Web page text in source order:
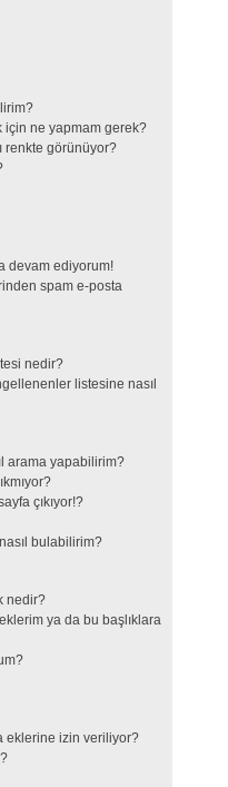
için ne yapmam gerek?
renkte görünüyor?
devam ediyorum!
spam e-posta
nedir?
listesine nasıl
arama yapabilirim?
çıkıyor!?
nasıl bulabilirim?
nedir?
ya da bu başlıklara
eklerine izin veriliyor?